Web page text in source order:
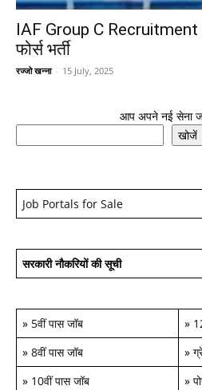
IAF Group C Recruitment
फोर्स भर्ती
रज्जो खन्ना - 15 July, 2025
आप अपने नई सेना
खोजें
Job Portals for Sale
सरकारी नौकरियों की सूची
» 5वीं पास जॉब »
» 8वीं पास जॉब »
» 10वीं पास जॉब »